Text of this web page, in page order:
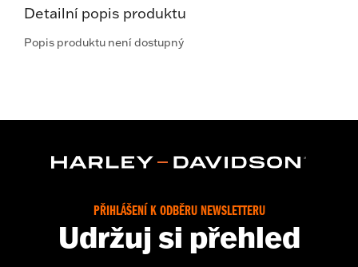
Detailní popis produktu
Popis produktu není dostupný
PŘIHLÁŠENÍ K ODBĚRU NEWSLETTERU
Udržuj si přehled